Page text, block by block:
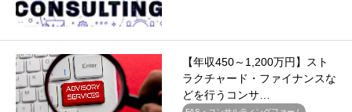
【年収450～1,200万円】スト
ラクチャード・ファイナンスな
どを行うコンサ…